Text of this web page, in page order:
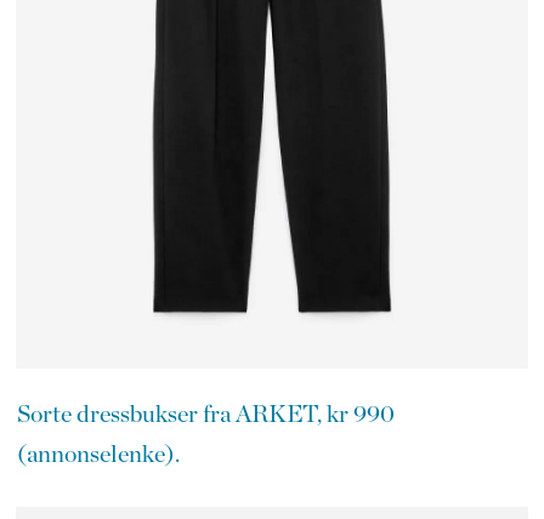
Sorte dressbukser fra ARKET, kr 990
(annonselenke).